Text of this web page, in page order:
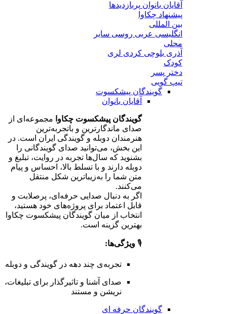
آقایان بانوان پربازدیدها
پیشنهاد چکاوا
بین المللی
انگلیسی عربی روسی سایر
محلی
آذری بلوچی کردی لری
کودک
دختر پسر
تیپ گویی
گویندگان پیشکسوت
آقایان بانوان
گویندگان پیشکسوت چکاوا مجموعه‌ای از
صدای ماندگارترین و باتجربه‌ترین
هنرمندان دوبله و گویندگی ایران است. در
این بخش، می‌توانید صدای گویندگانی را
بشنوید که سال‌ها تجربه در روایت، تبلیغ و
دوبله دارند و با تسلط بالا، احساس و پیام
متن شما را به‌زیباترین شکل منتقل
می‌کنند.
اگر به دنبال صدایی حرفه‌ای، پرصلابت و
قابل اعتماد برای پروژه‌های خود هستید،
انتخاب از میان گویندگان پیشکسوت چکاوا
بهترین گزینه است.
🎙️ ویژگی‌ها:
تجربه‌ی چند دهه در گویندگی و دوبله
صدای آشنا و تاثیرگذار برای تبلیغات،
نریشن و مستند
گویندگان حرفه ای